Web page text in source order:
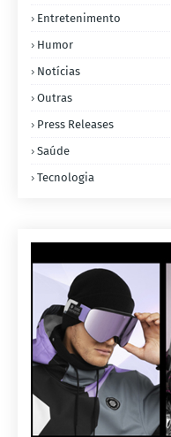
Entretenimento
Humor
Notícias
Outras
Press Releases
Saúde
Tecnologia